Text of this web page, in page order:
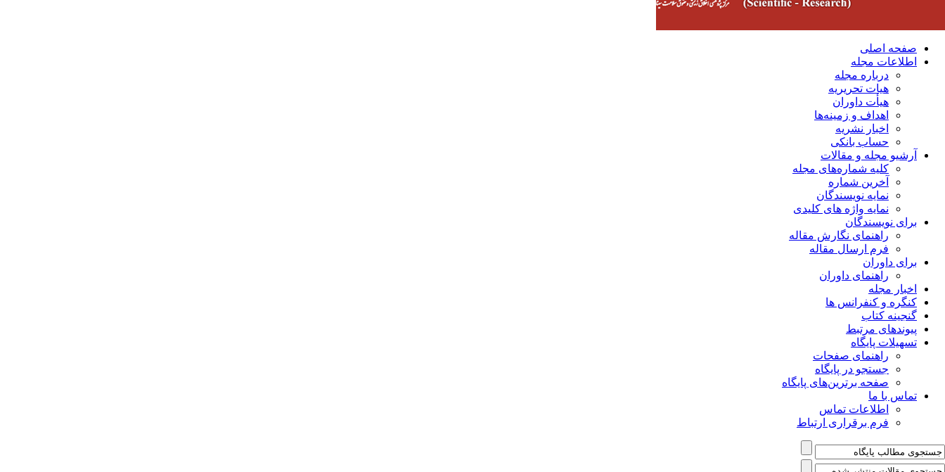
صفحه اصلی
اطلاعات مجله
درباره مجله
هیات تحریریه
هیأت داوران
اهداف و زمینه‌ها
اخبار نشریه
حساب بانکی
آرشیو مجله و مقالات
کلیه شماره‌های مجله
آخرین شماره
نمایه نویسندگان
نمایه واژه های کلیدی
برای نویسندگان
راهنمای نگارش مقاله
فرم ارسال مقاله
برای داوران
راهنمای داوران
اخبار مجله
کنگره و کنفرانس ها
گنجینه کتاب
پیوندهای مرتبط
تسهیلات پایگاه
راهنمای صفحات
جستجو در پایگاه
صفحه برترین‌های پایگاه
تماس با ما
اطلاعات تماس
فرم برقراری ارتباط